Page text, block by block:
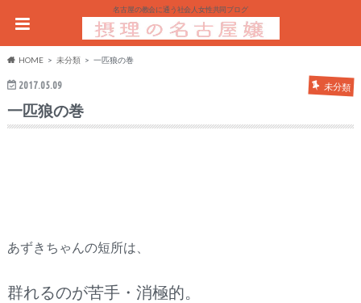
名古屋の教会に通う社会人女性共同ブログ
HOME 未分類 一匹狼の巻
2017.05.09 未分類
一匹狼の巻
あずきちゃんの短所は、
群れるのが苦手・ 消極的。